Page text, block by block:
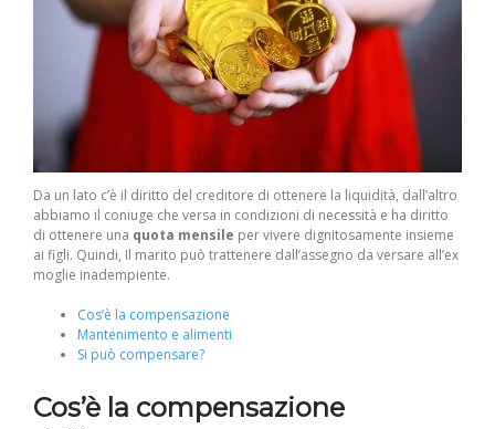
Da un lato c’è il diritto del creditore di ottenere la liquidità, dall’altro
abbiamo il coniuge che versa in condizioni di necessità e ha diritto
di ottenere una quota mensile per vivere dignitosamente insieme
ai figli. Quindi, Il marito può trattenere dall’assegno da versare all’ex
moglie inadempiente.
Cos’è la compensazione
Mantenimento e alimenti
Si può compensare?
Cos’è la compensazione